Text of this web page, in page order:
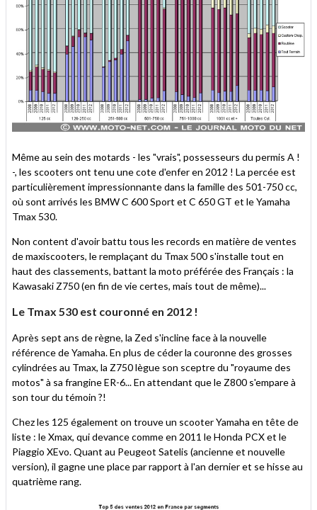
Même au sein des motards - les "vrais", possesseurs du permis A !
-, les scooters ont tenu une cote d'enfer en 2012 ! La percée est
particulièrement impressionnante dans la famille des 501-750 cc,
où sont arrivés les BMW C 600 Sport et C 650 GT et le Yamaha
Tmax 530.
Non content d'avoir battu tous les records en matière de ventes
de maxiscooters, le remplaçant du Tmax 500 s'installe tout en
haut des classements, battant la moto préférée des Français : la
Kawasaki Z750 (en fin de vie certes, mais tout de même)...
Le Tmax 530 est couronné en 2012 !
Après sept ans de règne, la Zed s'incline face à la nouvelle
référence de Yamaha. En plus de céder la couronne des grosses
cylindrées au Tmax, la Z750 lègue son sceptre du "royaume des
motos" à sa frangine ER-6... En attendant que le Z800 s'empare à
son tour du témoin ?!
Chez les 125 également on trouve un scooter Yamaha en tête de
liste : le Xmax, qui devance comme en 2011 le Honda PCX et le
Piaggio XEvo. Quant au Peugeot Satelis (ancienne et nouvelle
version), il gagne une place par rapport à l'an dernier et se hisse au
quatrième rang.